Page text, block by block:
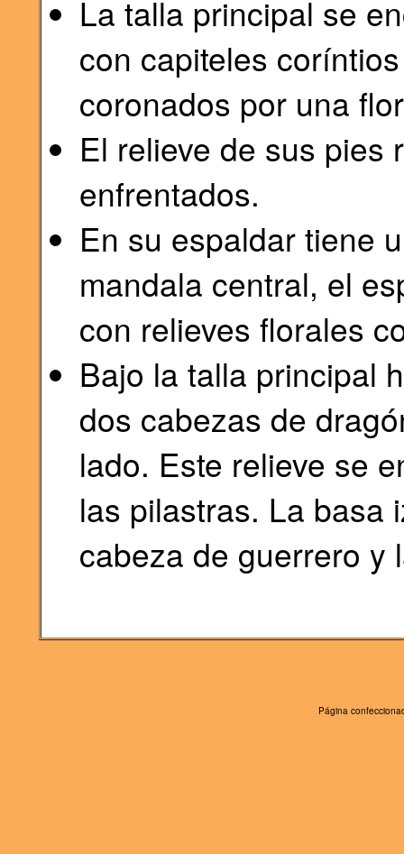
La talla principal se
con capiteles
coronados por una
El relieve de sus pies
enfrentados.
En su espaldar tiene
mandala central, el
con relieves florales
Bajo la talla principal
dos cabezas de
lado. Este relieve se
las pilastras. La basa
cabeza de guerrero y
Página